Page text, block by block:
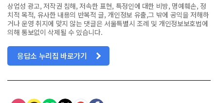
상업성 광고, 저작권 침해, 저속한 표현, 특정인에 대한 비방, 명예훼손, 정
치적 목적, 유사한 내용의 반복적 글, 개인정보 유출,그 밖에 공익을 저해하
거나 운영 취지에 맞지 않는 댓글은 서울특별시 조례 및 개인정보보호법에
의해 통보없이 삭제될 수 있습니다.
응답소 누리집 바로가기